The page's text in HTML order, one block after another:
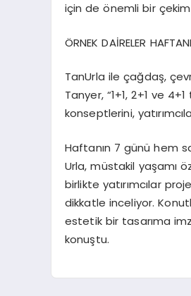
için de önemli bir
ÖRNEK DAİRELER
TanUrla ile çağdaş,
Tanyer, “1+1, 2+1 ve
konseptlerini,
Haftanın 7 günü hem
Urla, müstakil yaşamı
birlikte yatırımcılar
dikkatle inceliyor.
estetik bir tasarıma
konuştu.